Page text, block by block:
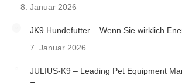
8. Januar 2026
JK9 Hundefutter – Wenn Sie wirklich
7. Januar 2026
JULIUS-K9 – Leading Pet Equipment